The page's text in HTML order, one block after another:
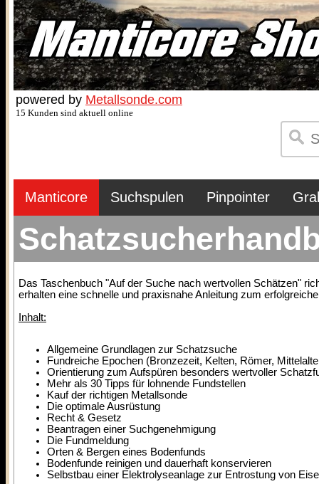
powered by Metallsonde.com
15 Kunden sind aktuell online
Manticore Suchspulen Pinpointer
Das Taschenbuch "Auf der Suche nach wertvollen Schätzen"
erhalten eine schnelle und praxisnahe Anleitung zum
Inhalt:
Allgemeine Grundlagen zur Schatzsuche
Fundreiche Epochen (Bronzezeit, Kelten, Römer,
Orientierung zum Aufspüren besonders wertvoller
Mehr als 30 Tipps für lohnende Fundstellen
Kauf der richtigen Metallsonde
Die optimale Ausrüstung
Recht & Gesetz
Beantragen einer Suchgenehmigung
Die Fundmeldung
Orten & Bergen eines Bodenfunds
Bodenfunde reinigen und dauerhaft konservieren
Selbstbau einer Elektrolyseanlage zur Entrostung von